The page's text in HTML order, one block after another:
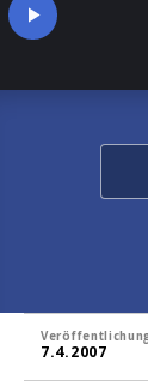
7.4.2007